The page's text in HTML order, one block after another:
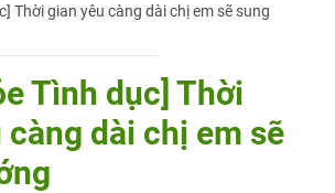
Thời gian yêu càng dài chị em sẽ sung
Tình dục] Thời
càng dài chị em sẽ